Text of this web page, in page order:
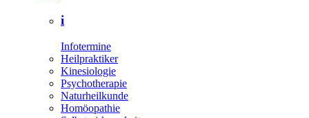
i
Infotermine
Heilpraktiker
Kinesiologie
Psychotherapie
Naturheilkunde
Homöopathie